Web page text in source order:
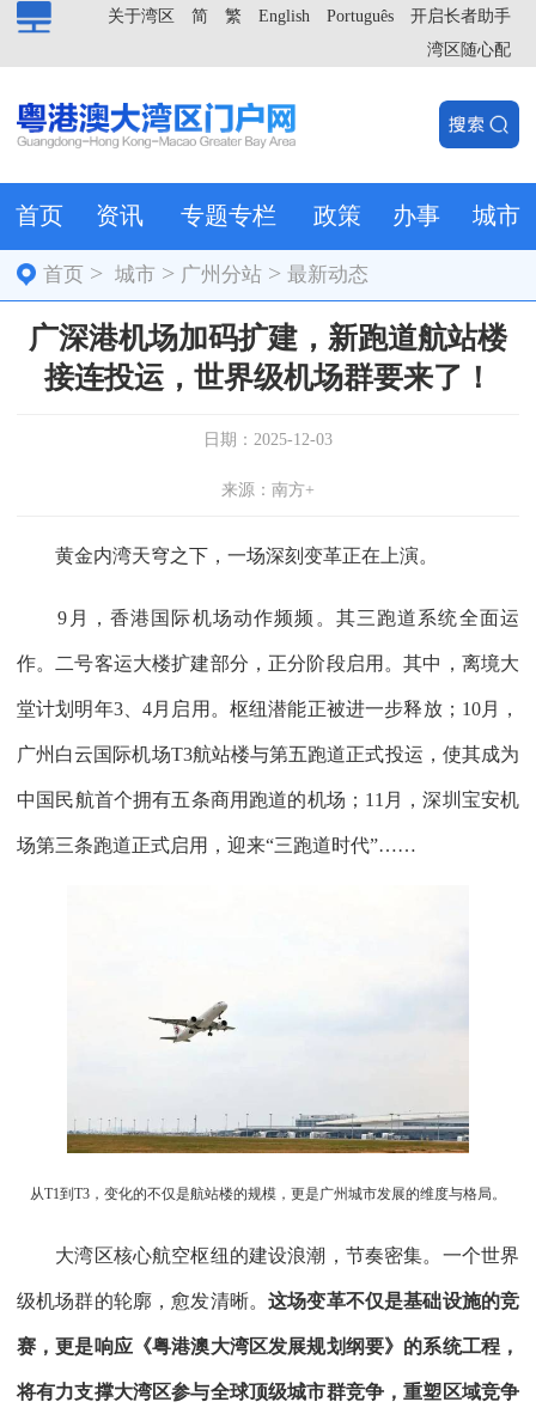
开启长者助手
Português
English
繁
简
关于湾区
湾区随心配
首页 资讯 专题专栏 政策 办事 城市
首页 >城市 > 广州分站 >最新动态
广深港机场加码扩建，新跑道航站楼
接连投运，世界级机场群要来了！
日期：2025-12-03
来源：南方+
黄金内湾天穹之下，一场深刻变革正在上演。
9月，香港国际机场动作频频。其三跑道系统全面运
作。二号客运大楼扩建部分，正分阶段启用。其中，离境大
堂计划明年3、4月启用。枢纽潜能正被进一步释放；10月，
广州白云国际机场T3航站楼与第五跑道正式投运，使其成为
中国民航首个拥有五条商用跑道的机场；11月，深圳宝安机
场第三条跑道正式启用，迎来“三跑道时代”……
从T1到T3，变化的不仅是航站楼的规模，更是广州城市发展的维度与格局。
大湾区核心航空枢纽的建设浪潮，节奏密集。一个世界
级机场群的轮廓，愈发清晰。这场变革不仅是基础设施的竞
赛，更是响应《粤港澳大湾区发展规划纲要》的系统工程，
将有力支撑大湾区参与全球顶级城市群竞争，重塑区域竞争